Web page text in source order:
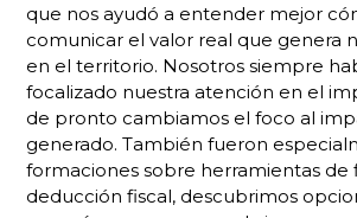
que nos ayudó a entender mejor
comunicar el valor real que genera
en el territorio. Nosotros siempre
focalizado nuestra atención en el
de pronto cambiamos el foco al
generado. También fueron
formaciones sobre herramientas de
deducción fiscal, descubrimos